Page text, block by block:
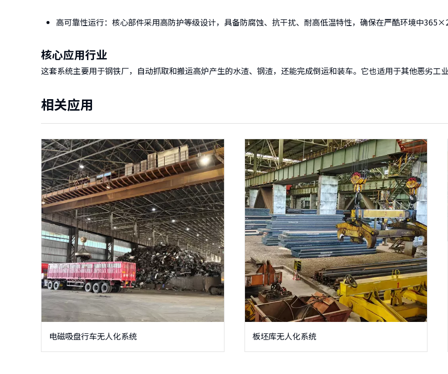
高可靠性运行：核心部件采用高防护等级设计，具备防腐蚀、抗干扰、耐高低温特性，确保在严酷环境中
核心应用行业
这套系统主要用于钢铁厂，自动抓取和搬运高炉产生的水渣、钢渣，还能完成倒运和装车。它也适用于其他恶劣工
相关应用
电磁吸盘行车无人化系统 板坯库无人化系统